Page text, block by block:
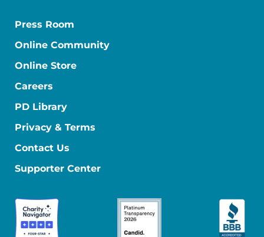
Press Room
Online Community
Online Store
Careers
PD Library
Privacy & Terms
Contact Us
Supporter Center